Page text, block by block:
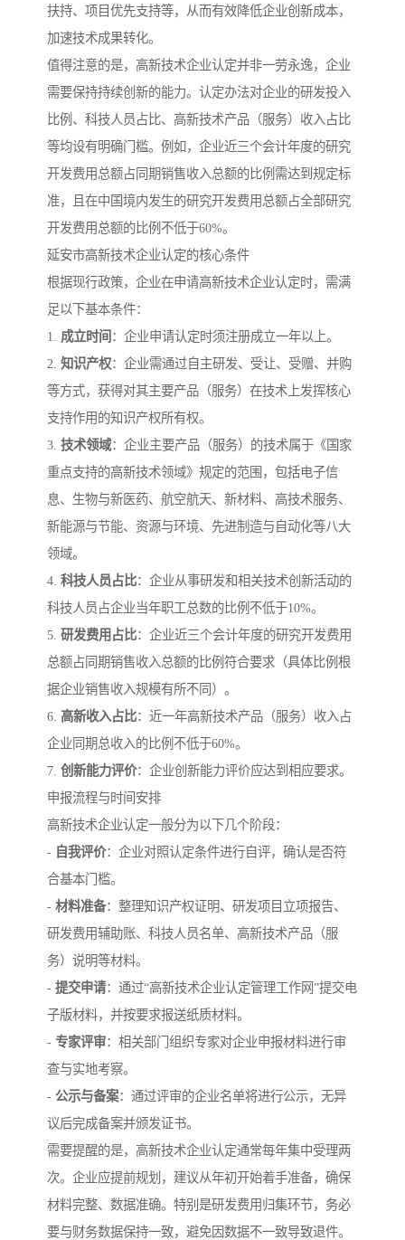
扶持、项目优先支持等，从而有效降低企业创新成本，
加速技术成果转化。
值得注意的是，高新技术企业认定并非一劳永逸，企业
需要保持持续创新的能力。认定办法对企业的研发投入
比例、科技人员占比、高新技术产品（服务）收入占比
等均设有明确门槛。例如，企业近三个会计年度的研究
开发费用总额占同期销售收入总额的比例需达到规定标
准，且在中国境内发生的研究开发费用总额占全部研究
开发费用总额的比例不低于60%。
延安市高新技术企业认定的核心条件
根据现行政策，企业在申请高新技术企业认定时，需满
足以下基本条件：
1. 成立时间 ：企业申请认定时须注册成立一年以上。
2. 知识产权：企业需通过自主研发、受让、受赠、并购
等方式，获得对其主要产品（服务）在技术上发挥核心
支持作用的知识产权所有权。
3. 技术领域：企业主要产品（服务）的技术属于《国家
重点支持的高新技术领域》规定的范围，包括电子信
息、生物与新医药、航空航天、新材料、高技术服务、
新能源与节能、资源与环境、先进制造与自动化等八大
领域。
4. 科技人员占比：企业从事研发和相关技术创新活动的
科技人员占企业当年职工总数的比例不低于10%。
5. 研发费用占比：企业近三个会计年度的研究开发费用
总额占同期销售收入总额的比例符合要求（具体比例根
据企业销售收入规模有所不同）。
6. 高新收入占比：近一年高新技术产品（服务）收入占
企业同期总收入的比例不低于60%。
7. 创新能力评价：企业创新能力评价应达到相应要求。
申报流程与时间安排
高新技术企业认定一般分为以下几个阶段：
- 自我评价：企业对照认定条件进行自评，确认是否符
合基本门槛。
- 材料准备：整理知识产权证明、研发项目立项报告、
研发费用辅助账、科技人员名单、高新技术产品（服
务）说明等材料。
- 提交申请：通过“高新技术企业认定管理工作网”提交电
子版材料，并按要求报送纸质材料。
- 专家评审：相关部门组织专家对企业申报材料进行审
查与实地考察。
- 公示与备案：通过评审的企业名单将进行公示，无异
议后完成备案并颁发证书。
需要提醒的是，高新技术企业认定通常每年集中受理两
次。企业应提前规划，建议从年初开始着手准备，确保
材料完整、数据准确。特别是研发费用归集环节，务必
要与财务数据保持一致，避免因数据不一致导致退件。